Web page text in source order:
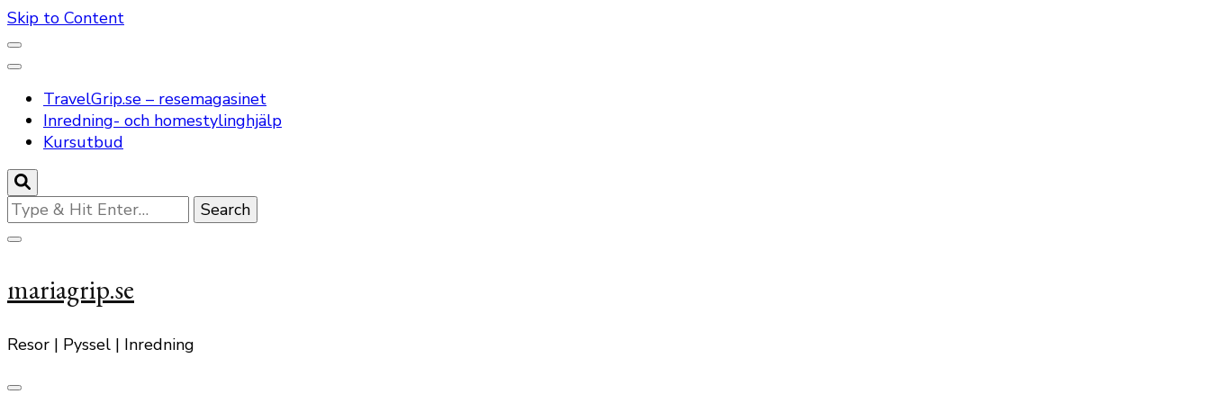
Skip to Content
TravelGrip.se – resemagasinet
Inredning- och homestylinghjälp
Kursutbud
Looking
for
Something?
mariagrip.se
Resor | Pyssel | Inredning